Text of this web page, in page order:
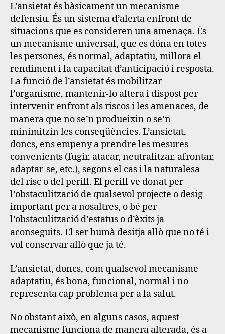
L’ansietat és bàsicament un mecanisme
defensiu. És un sistema d’alerta enfront de
situacions que es consideren una amenaça. És
un mecanisme universal, que es dóna en totes
les persones, és normal, adaptatiu, millora el
rendiment i la capacitat d’anticipació i resposta.
La funció de l’ansietat és mobilitzar
l’organisme, mantenir-lo altera i dispost per
intervenir enfront als riscos i les amenaces, de
manera que no se’n produeixin o se’n
minimitzin les conseqüències. L’ansietat,
doncs, ens empeny a prendre les mesures
convenients (fugir, atacar, neutralitzar, afrontar,
adaptar-se, etc.), segons el cas i la naturalesa
del risc o del perill. El perill ve donat per
l’obstaculització de qualsevol projecte o desig
important per a nosaltres, o bé per
l’obstaculització d’estatus o d’èxits ja
aconseguits. El ser humà desitja allò que no té i
vol conservar allò que ja té.
L’ansietat, doncs, com qualsevol mecanisme
adaptatiu, és bona, funcional, normal i no
representa cap problema per a la salut.
No obstant això, en alguns casos, aquest
mecanisme funciona de manera alterada, és a